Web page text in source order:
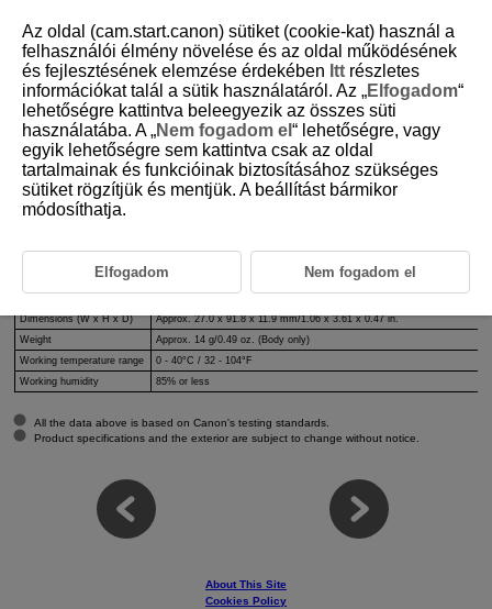
D151-031
Specifications
Type
Operating distance
Approx. 5 m/16.4 ft. from the camera in any direction
* With no obstructions between the remote control and camera and no
Dimensions (W x H x D)
Approx. 27.0 x 91.8 x 11.9 mm/1.06 x 3.61 x 0.47 in.
Weight
Approx. 14 g/0.49 oz. (Body only)
Working temperature range
0 - 40°C / 32 - 104°F
Working humidity
85% or less
All the data above is based on Canon's testing standards.
Product specifications and the exterior are subject to change without notice.
About This Site
Cookies Policy
Az oldal (cam.start.canon) sütiket (cookie-kat) használ a
felhasználói élmény növelése és az oldal működésének
és fejlesztésének elemzése érdekében Itt részletes
információkat talál a sütik használatáról. Az „Elfogadom“
lehetőségre kattintva beleegyezik az összes süti
használatába. A „Nem fogadom el “ lehetőségre, vagy
egyik lehetőségre sem kattintva csak az oldal
tartalmainak és funkcióinak biztosításához szükséges
sütiket rögzítjük és mentjük. A beállítást bármikor
módosíthatja.
Elfogadom Nem fogadom el